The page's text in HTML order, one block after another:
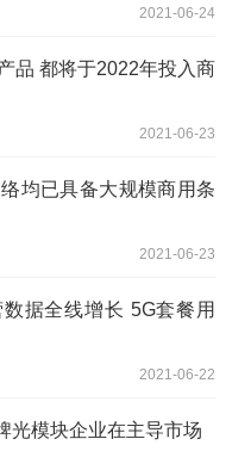
2021-06-24
品 都将于2022年投入商
2021-06-23
均已具备大规模商用条
2021-06-23
据全线增长 5G套餐用
2021-06-22
光模块企业在主导市场